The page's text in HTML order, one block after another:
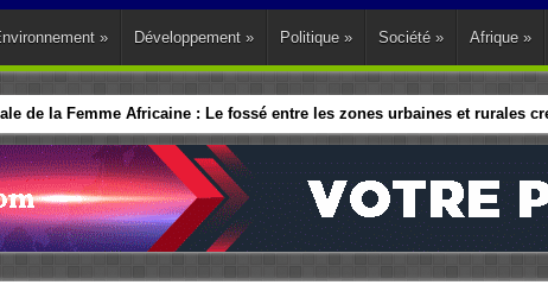
» Développement » Politique » Société » Afrique »
de la Femme Africaine : Le fossé entre les zones urbaines et rurales